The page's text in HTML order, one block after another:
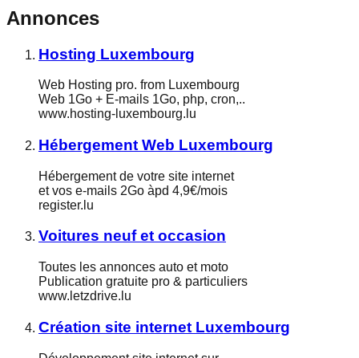
Annonces
Hosting Luxembourg
Web Hosting pro. from Luxembourg
Web 1Go + E-mails 1Go, php, cron,..
www.hosting-luxembourg.lu
Hébergement Web Luxembourg
Hébergement de votre site internet
et vos e-mails 2Go àpd 4,9€/mois
register.lu
Voitures neuf et occasion
Toutes les annonces auto et moto
Publication gratuite pro & particuliers
www.letzdrive.lu
Création site internet Luxembourg